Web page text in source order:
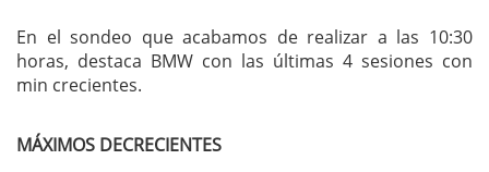
En el sondeo que acabamos de realizar a las 10:30
horas, destaca BMW con las últimas 4 sesiones con
min crecientes.
MÁXIMOS DECRECIENTES